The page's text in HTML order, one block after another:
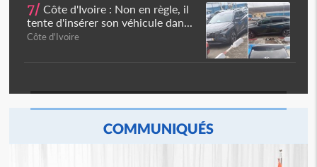
7/ Côte d'Ivoire : Non en règle, il
tente d'insérer son véhicule dan...
Côte d'Ivoire
COMMUNIQUÉS